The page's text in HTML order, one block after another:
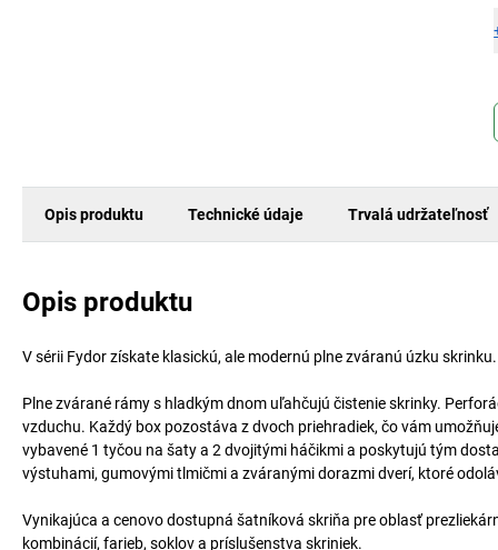
Opis produktu Technické údaje Trvalá udržateľnosť
Opis produktu
V sérii Fydor získate klasickú, ale modernú plne zváranú úzku
Plne zvárané rámy s hladkým dnom uľahčujú čistenie skrinky.
vzduchu. Každý box pozostáva z dvoch priehradiek, čo vám
vybavené 1 tyčou na šaty a 2 dvojitými háčikmi a poskytujú tým
výstuhami, gumovými tlmičmi a zváranými dorazmi dverí, ktoré
Vynikajúca a cenovo dostupná šatníková skriňa pre oblasť
kombinácií, farieb, soklov a príslušenstva skriniek.